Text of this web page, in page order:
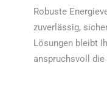
Robuste
zuverlässig,
Lösungen bleibt
anspruchsvoll